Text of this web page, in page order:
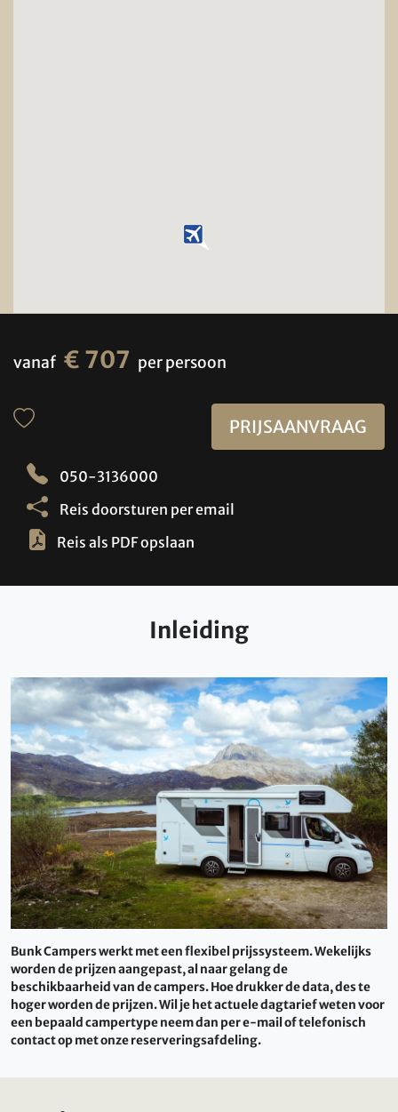
vanaf € 707 per persoon
PRIJSAANVRAAG
050-3136000
Reis doorsturen per email
Reis als PDF opslaan
Inleiding
Bunk Campers werkt met een flexibel prijssysteem. Wekelijks
worden de prijzen aangepast, al naar gelang de
beschikbaarheid van de campers. Hoe drukker de data, des te
hoger worden de prijzen. Wil je het actuele dagtarief weten voor
een bepaald campertype neem dan per e-mail of telefonisch
contact op met onze reserveringsafdeling.